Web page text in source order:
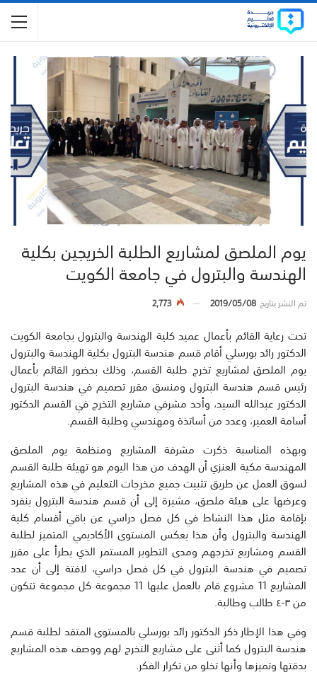
يوم الملصق لمشاريع الطلبة الخريجين بكلية
الهندسة والبترول في جامعة الكويت
تم النشر بتاريخ2019/05/08
2,773
تحت رعاية القائم بأعمال عميد كلية الهندسة والبترول بجامعة الكويت
الدكتور رائد بورسلي أقام قسم هندسة البترول بكلية الهندسة والبترول
يوم الملصق لمشاريع تخرج طلبة القسم، وذلك بحضور القائم بأعمال
رئيس قسم هندسة البترول ومنسق مقرر تصميم في هندسة البترول
الدكتور عبدالله السيد، وأحد مشرفي مشاريع التخرج في القسم الدكتور
أسامة العمير، وعدد من أساتذة ومهندسي وطلبة القسم.
وبهذه المناسبة ذكرت مشرفة المشاريع ومنظمة يوم الملصق
المهندسة مكية العنزي أن الهدف من هذا اليوم هو تهيئة طلبة القسم
لسوق العمل عن طريق تثبيت جميع مخرجات التعليم في هذه المشاريع
وعرضها على هيئة ملصق، مشيرة إلى أن قسم هندسة البترول ينفرد
بإقامة مثل هذا النشاط في كل فصل دراسي عن باقي أقسام كلية
الهندسة والبترول وأن هذا يعكس المستوى الأكاديمي المتميز لطلبة
القسم ومشاريع تخرجهم ومدى التطوير المستمر الذي يطرأ على مقرر
تصميم في هندسة البترول في كل فصل دراسي، لافتة إلى أن عدد
المشاريع 11 مشروع قام بالعمل عليها 11 مجموعة كل مجموعة تتكون
من ٣-٤ طالب وطالبة.
وفي هذا الإطار ذكر الدكتور رائد بورسلي بالمستوى المتقد لطلبة قسم
هندسة البترول كما أثنى على مشاريع التخرج لهم ووصف هذه المشاريع
بدقتها وتميزها وأنها تخلو من تكرار الفكر.